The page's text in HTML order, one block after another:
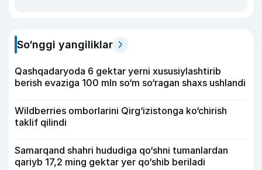
So‘nggi yangiliklar
Qashqadaryoda 6 gektar yerni xususiylashtirib
berish evaziga 100 mln so‘m so‘ragan shaxs ushlandi
Wildberries omborlarini Qirg‘izistonga ko‘chirish
taklif qilindi
Samarqand shahri hududiga qo‘shni tumanlardan
qariyb 17,2 ming gektar yer qo‘shib beriladi